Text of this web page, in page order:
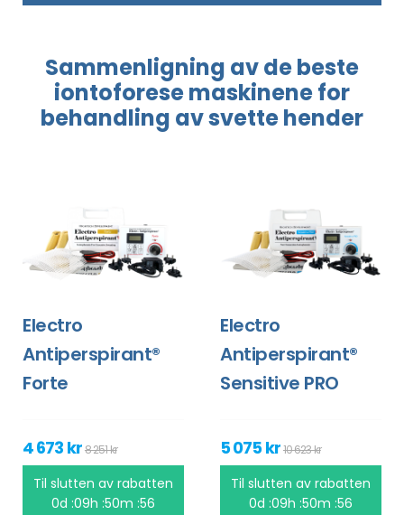
Sammenligning av de beste
iontoforesemaskinenefor
behandling av svette hender
Electro
Antiperspirant®
Forte
4 673 kr8 251 kr
Til slutten av rabatten
0d :09h :50m :56
Electro
Antiperspirant®
Sensitive PRO
5 075 kr10 623 kr
Til slutten av rabatten
0d :09h :50m :56